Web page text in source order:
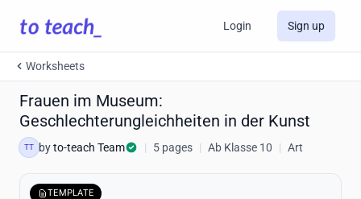
Login Sign up
Worksheets
Frauen im Museum:
Geschlechterungleichheiten in der Kunst
TT byto-teach Team | 5 pages | Ab Klasse 10 | Art
TEMPLATE